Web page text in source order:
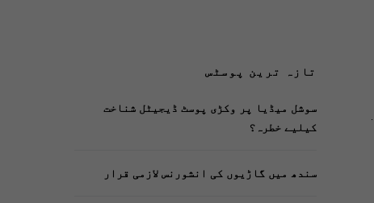
تازہ ترین پوسٹس
سوشل میڈیا پر وکڑی پوسٹ ڈیجیٹل شناخت
کیلیے خطرہ؟
سندھ میں گاڑیوں کی انشورنس لازمی قرار